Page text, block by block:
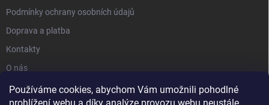
Používáme cookies, abychom Vám umožnili pohodlné
Podmínky ochrany osobních údajů
Doprava a platba
Kontakty
O nás
Reklamace